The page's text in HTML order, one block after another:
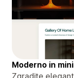
Moderno in
Zgradite